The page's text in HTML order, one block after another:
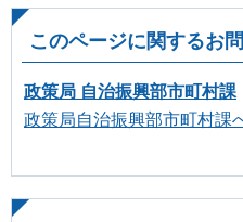
このページに関するお
政策局 自治振興部市町村課
政策局自治振興部市町村課